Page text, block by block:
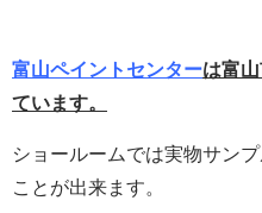
富山ペイントセンターは富
ています。
ショールームでは実物サンプ
ことが出来ます。